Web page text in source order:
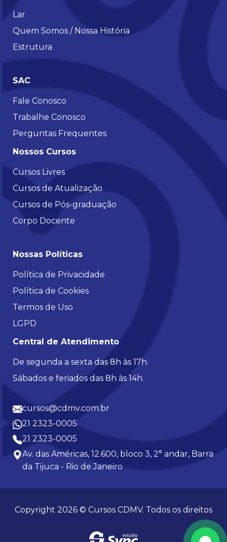
Lar
Quem Somos / Nossa História
Estrutura
SAC
Fale Conosco
Trabalhe Conosco
Perguntas Frequentes
Nossos Cursos
Cursos Livres
Cursos de Atualização
Cursos de Pós-graduação
Corpo Docente
Nossas Políticas
Política de Privacidade
Política de Cookies
Termos de Uso
LGPD
Central de Atendimento
De segunda a sexta das 8h às 17h.
Sábados e feriados das 8h às 14h.
cursos@cdmv.com.br
21 2323-0005
21 2323-0005
Av. das Américas, 12.600, bloco 3, 2° andar, Barra
da Tijuca - Rio de Janeiro
Copyright 2026 © Cursos CDMV. Todos os direitos